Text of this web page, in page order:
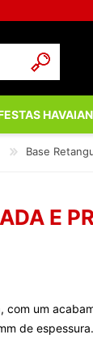
Base
E
com um
de